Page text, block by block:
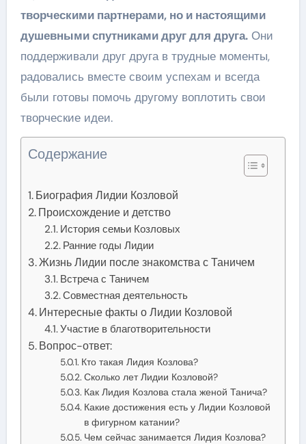
творческими партнерами, но и настоящими
душевными спутниками друг для друга.Они
поддерживали друг друга в трудные моменты,
радовались вместе своим успехам и всегда
были готовы помочь другому воплотить свои
творческие идеи.
Содержание
Биография Лидии Козловой
Происхождение и детство
История семьи Козловых
Ранние годы Лидии
Жизнь Лидии после знакомства с Таничем
Встреча с Таничем
Совместная деятельность
Интересные факты о Лидии Козловой
Участие в благотворительности
Вопрос-ответ:
Кто такая Лидия Козлова?
Сколько лет Лидии Козловой?
Как Лидия Козлова стала женой Танича?
Какие достижения есть у Лидии Козловой
в фигурном катании?
Чем сейчас занимается Лидия Козлова?